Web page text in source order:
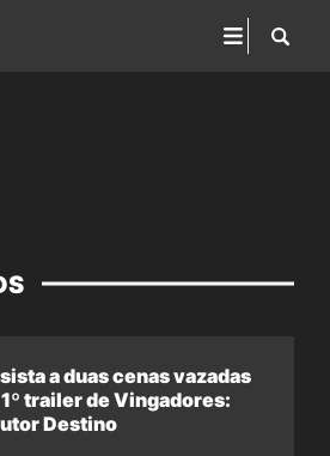
a duas cenas vazadas
trailer de Vingadores:
Destino